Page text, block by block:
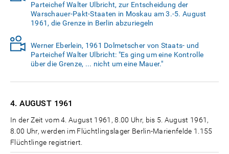
Parteichef Walter Ulbricht, zur Entscheidung der
Warschauer-Pakt-Staaten in Moskau am 3.-5. August
1961, die Grenze in Berlin abzuriegeln
Werner Eberlein, 1961 Dolmetscher von Staats- und
Parteichef Walter Ulbricht: "Es ging um eine Kontrolle
über die Grenze, ... nicht um eine Mauer."
4. AUGUST 1961
In der Zeit vom 4. August 1961, 8.00 Uhr, bis 5. August 1961,
8.00 Uhr, werden im Flüchtlingslager Berlin-Marienfelde 1.155
Flüchtlinge registriert.